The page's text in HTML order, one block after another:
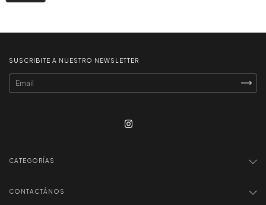
SUSCRIBITE A NUESTRO NEWSLETTER
CATEGORÍAS
CONTACTÁNOS